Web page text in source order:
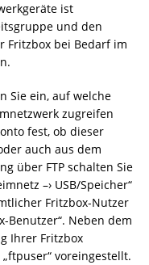
ist
und den
Fritzbox bei Bedarf im
Sie ein, auf welche
zugreifen
fest, ob dieser
auch aus dem
über FTP schalten Sie
–› USB/Speicher“
Fritzbox-Nutzer
Benutzer“. Neben dem
Ihrer Fritzbox
voreingestellt.